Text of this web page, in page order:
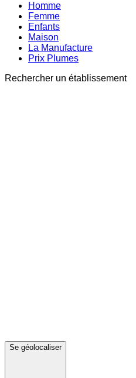
Homme
Femme
Enfants
Maison
La Manufacture
Prix Plumes
Rechercher un établissement
Se géolocaliser